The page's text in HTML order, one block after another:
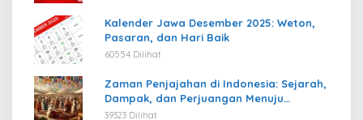
Kalender Jawa Desember 2025: Weton,
Pasaran, dan Hari Baik
60554 Dilihat
Zaman Penjajahan di Indonesia: Sejarah,
Dampak, dan Perjuangan Menuju
Kemerdekaan
39323 Dilihat